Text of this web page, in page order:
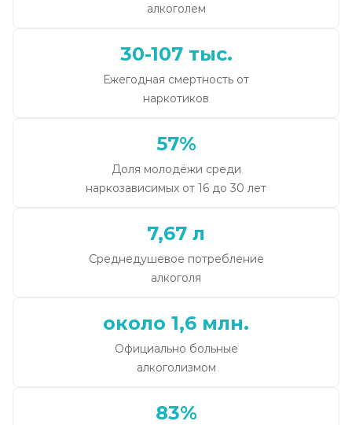
алкоголем
30-107 тыс.
Ежегодная смертность от
наркотиков
57%
Доля молодёжи среди
наркозависимых от 16 до 30 лет
7,67 л
Среднедушевое потребление
алкоголя
около 1,6 млн.
Официально больные
алкоголизмом
83%